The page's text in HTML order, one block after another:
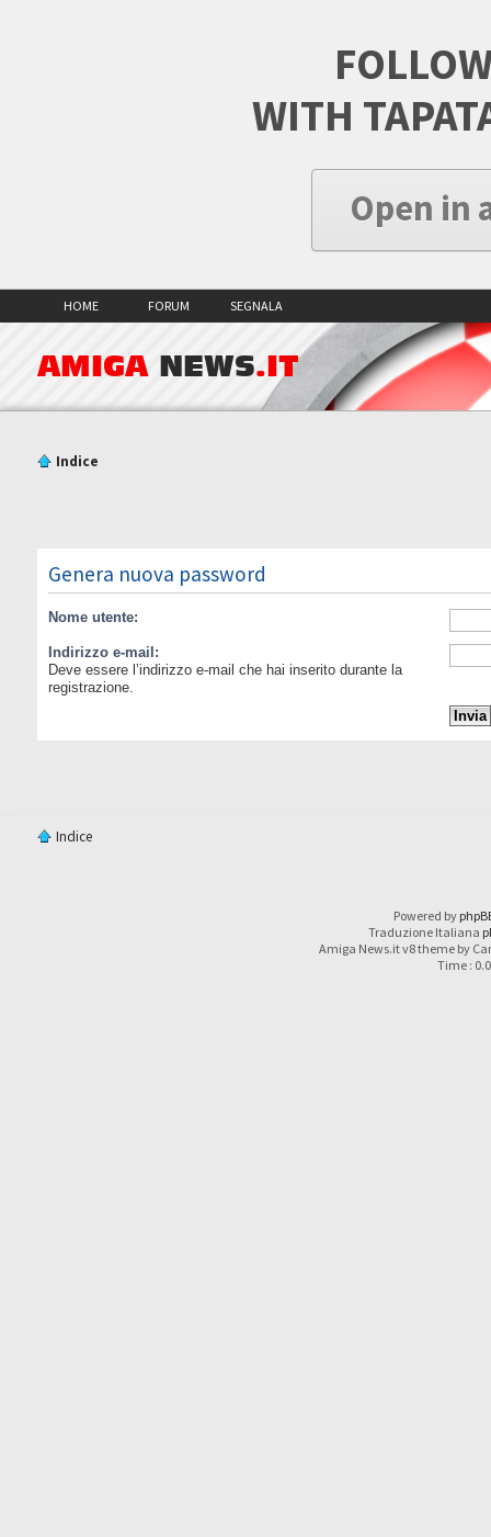
WITH
Open in
HOME FORUM SEGNALA
AMIGA NEWS.IT
Indice
Genera nuova password
Nome utente:
Indirizzo e-mail:
Deve essere l’indirizzo e-mail che hai inserito durante la
registrazione.
Indice
Powered by
Traduzione Italiana
Amiga News.it v8 theme by
Time :